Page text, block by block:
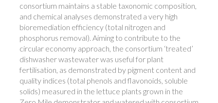
consortium maintains a stable taxonomic composition,
and chemical analyses demonstrated a very high
bioremediation efficiency (total nitrogen and
phosphorus removal). Aiming to contribute to the
circular economy approach, the consortium ‘treated’
dishwasher wastewater was useful for plant
fertilisation, as demonstrated by pigment content and
quality indices (total phenols and flavonoids, soluble
solids) measured in the lettuce plants grown in the